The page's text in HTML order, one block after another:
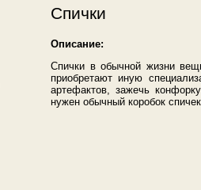
Спички
Описание:
Спички в обычной жизни
приобретают иную
артефактов, зажечь
нужен обычный коробок